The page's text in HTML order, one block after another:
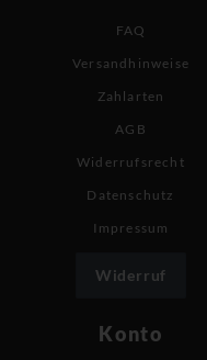
FAQ
Versandhinweise
Zahlarten
AGB
Widerrufsrecht
Datenschutz
Impressum
Widerruf
Konto